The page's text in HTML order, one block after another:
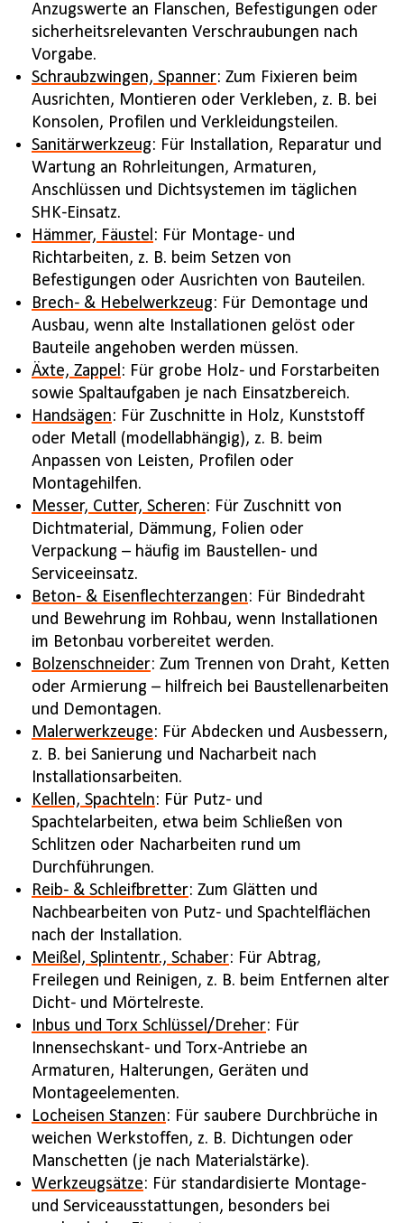
Anzugswerte an Flanschen, Befestigungen oder
sicherheitsrelevanten Verschraubungen nach
Vorgabe.
Schraubzwingen, Spanner: Zum Fixieren beim
Ausrichten, Montieren oder Verkleben, z. B. bei
Konsolen, Profilen und Verkleidungsteilen.
Sanitärwerkzeug: Für Installation, Reparatur und
Wartung an Rohrleitungen, Armaturen,
Anschlüssen und Dichtsystemen im täglichen
SHK-Einsatz.
Hämmer, Fäustel: Für Montage- und
Richtarbeiten, z. B. beim Setzen von
Befestigungen oder Ausrichten von Bauteilen.
Brech- & Hebelwerkzeug: Für Demontage und
Ausbau, wenn alte Installationen gelöst oder
Bauteile angehoben werden müssen.
Äxte, Zappel: Für grobe Holz- und Forstarbeiten
sowie Spaltaufgaben je nach Einsatzbereich.
Handsägen: Für Zuschnitte in Holz, Kunststoff
oder Metall (modellabhängig), z. B. beim
Anpassen von Leisten, Profilen oder
Montagehilfen.
Messer, Cutter, Scheren: Für Zuschnitt von
Dichtmaterial, Dämmung, Folien oder
Verpackung – häufig im Baustellen- und
Serviceeinsatz.
Beton- & Eisenflechterzangen: Für Bindedraht
und Bewehrung im Rohbau, wenn Installationen
im Betonbau vorbereitet werden.
Bolzenschneider: Zum Trennen von Draht, Ketten
oder Armierung – hilfreich bei Baustellenarbeiten
und Demontagen.
Malerwerkzeuge: Für Abdecken und Ausbessern,
z. B. bei Sanierung und Nacharbeit nach
Installationsarbeiten.
Kellen, Spachteln: Für Putz- und
Spachtelarbeiten, etwa beim Schließen von
Schlitzen oder Nacharbeiten rund um
Durchführungen.
Reib- & Schleifbretter: Zum Glätten und
Nachbearbeiten von Putz- und Spachtelflächen
nach der Installation.
Meißel, Splintentr., Schaber: Für Abtrag,
Freilegen und Reinigen, z. B. beim Entfernen alter
Dicht- und Mörtelreste.
Inbus und Torx Schlüssel/Dreher: Für
Innensechskant- und Torx-Antriebe an
Armaturen, Halterungen, Geräten und
Montageelementen.
Locheisen Stanzen: Für saubere Durchbrüche in
weichen Werkstoffen, z. B. Dichtungen oder
Manschetten (je nach Materialstärke).
Werkzeugsätze: Für standardisierte Montage-
und Serviceausstattungen, besonders bei